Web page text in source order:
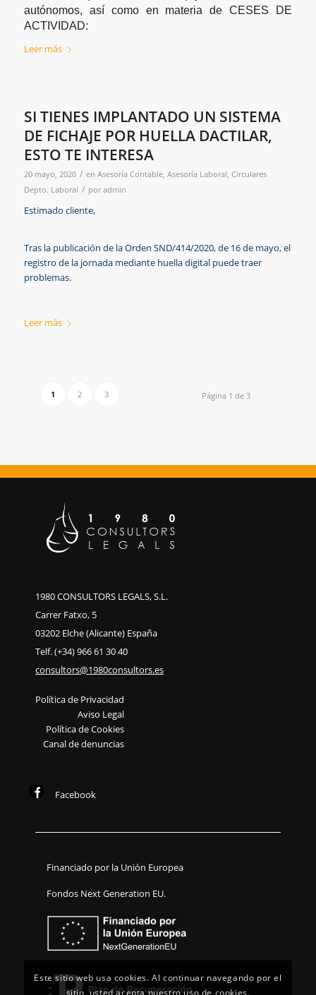
autónomos, así como en materia de CESES DE
ACTIVIDAD:
Leer más
SI TIENES IMPLANTADO UN SISTEMA
DE FICHAJE POR HUELLA DACTILAR,
ESTO TE INTERESA
20 mayo, 2020 / en Asesoría Contable, Asesoría Laboral Circulares
Depto. Laboral / poradmin
Estimado cliente,
Tras la publicación de la Orden SND/414/2020, de 16 de mayo, el
registro de la jornada mediante huella digital puede traer
problemas.
Leer más
Página 1 de 3
1 2 3
Este sitio web usa cookies. Al continuar navegando por el
sitio, usted acepta nuestro uso de cookies.
1980 CONSULTORS LEGALS, S.L.
Carrer Fatxo, 5
03202 Elche (Alicante) España
Telf. (+34) 966 61 30 40
consultors@1980consultors.es
Política de Privacidad
Aviso Legal
Política de Cookies
Canal de denuncias
Facebook
Financiado por la Unión Europea
Fondos Next Generation EU.